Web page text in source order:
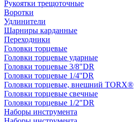
Рукоятки трещоточные
Воротки
Удлинители
Шарниры карданные
Переходники
Головки торцевые
Головки торцевые ударные
Головки торцевые 3/8"DR
Головки торцевые 1/4''DR
Головки торцевые, внешний TORX®
Головки торцевые свечные
Головки торцевые 1/2"DR
Наборы инструмента